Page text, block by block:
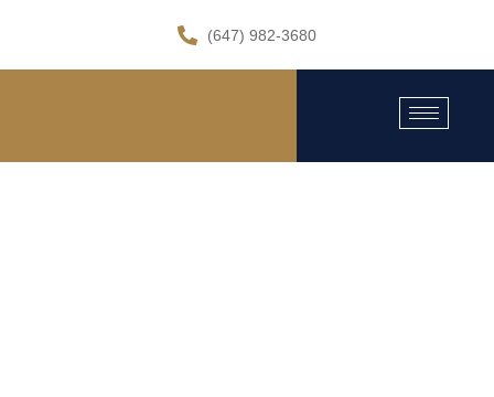
(647) 982-3680